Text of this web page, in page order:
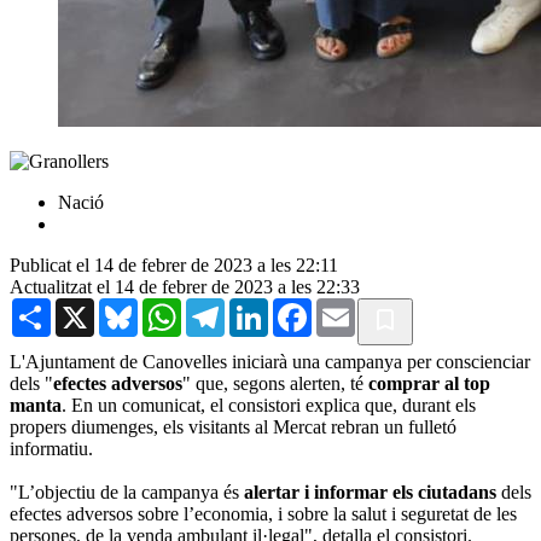
Nació
Publicat el 14 de febrer de 2023 a les 22:11
Actualitzat el 14 de febrer de 2023 a les 22:33
Share X BlueskyWhatsAppTelegramLinkedInFacebook
Email
L'Ajuntament de Canovelles iniciarà una campanya per conscienciar
dels "efectes adversos" que, segons alerten, té comprar al top
manta. En un comunicat, el consistori explica que, durant els
propers diumenges, els visitants al Mercat rebran un fulletó
informatiu.
"L’objectiu de la campanya és alertar i informar els ciutadans dels
efectes adversos sobre l’economia, i sobre la salut i seguretat de les
persones, de la venda ambulant il·legal", detalla el consistori.